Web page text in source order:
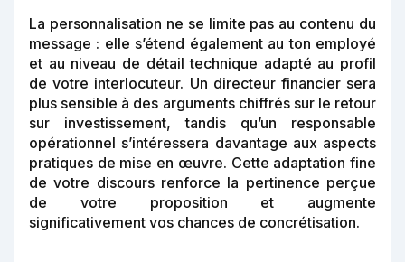
La personnalisation ne se limite pas au contenu du
message : elle s’étend également au ton employé
et au niveau de détail technique adapté au profil
de votre interlocuteur. Un directeur financier sera
plus sensible à des arguments chiffrés sur le retour
sur investissement, tandis qu’un responsable
opérationnel s’intéressera davantage aux aspects
pratiques de mise en œuvre. Cette adaptation fine
de votre discours renforce la pertinence perçue
de votre proposition et augmente
significativement vos chances de concrétisation.